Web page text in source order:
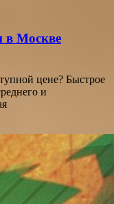
в Москве
цене? Быстрое
и